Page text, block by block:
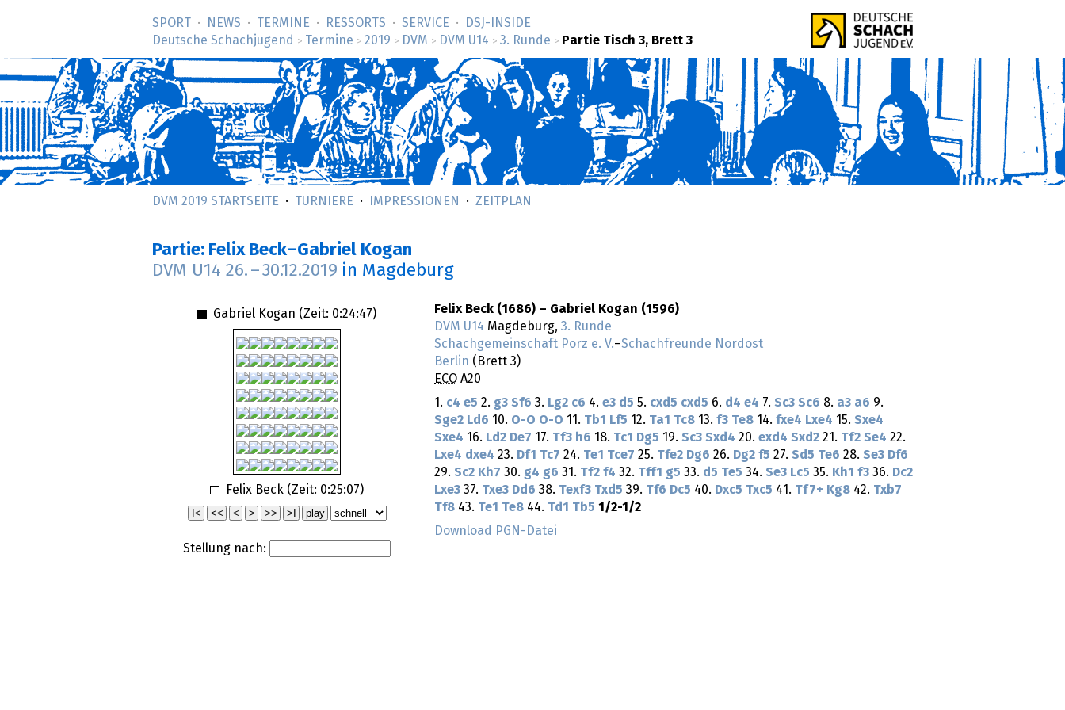
SPORT NEWS TERMINE RESSORTS SERVICE
DSJ-­INSIDE
Deutsche Schachjugend
> Termine > 2019 > DVM > DVM U14 > 3. Runde > Partie Tisch 3, Brett 3
DVM 2019 STARTSEITE TURNIERE IMPRESSIONEN ZEITPLAN
Partie: Felix Beck–Gabriel Kogan
DVM U14 26. –30.12.2019 in Magdeburg
Gabriel Kogan (Zeit: 0:24:47)
Felix Beck (Zeit: 0:25:07)
Stellung nach:
Felix Beck (1686) – Gabriel Kogan (1596)
DVM U14 Magdeburg, 3. Runde
Schachgemeinschaft Porz e. V.–Schachfreunde Nordost
Berlin (Brett 3)
ECO A20
1. c4 e5 2. g3 Sf6 3. Lg2 c6 4. e3 d5 5. cxd5 cxd5 6. d4 e4 7. Sc3 Sc6 8. a3 a6 9.
Sge2 Ld6 10. O-O O-O 11. Tb1 Lf5 12. Ta1 Tc8 13. f3 Te8 14. fxe4 Lxe4 15. Sxe4
Sxe4 16. Ld2 De7 17. Tf3 h6 18. Tc1 Dg5 19. Sc3 Sxd4 20. exd4 Sxd2 21. Tf2 Se4 22.
Lxe4 dxe4 23. Df1 Tc7 24. Te1 Tce7 25. Tfe2 Dg6 26. Dg2 f5 27. Sd5 Te6 28. Se3 Df6
29. Sc2 Kh7 30. g4 g6 31. Tf2 f4 32. Tff1 g5 33. d5 Te5 34. Se3 Lc5 35. Kh1 f3 36. Dc2
Lxe3 37. Txe3 Dd6 38. Texf3 Txd5 39. Tf6 Dc5 40. Dxc5 Txc5 41. Tf7+ Kg8 42. Txb7
Tf8 43. Te1 Te8 44. Td1 Tb5 1/2-1/2
Download PGN-Datei